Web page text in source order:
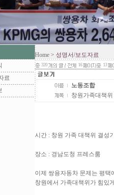
료
Home > 성명서/보도자료
320 16 13
노동조합
창원가족대책
시간 : 창원 가족 대책위 결성
장소 : 경남도청 프레스룸
이제 쌍용자동차 문제는 평택
창원에서 가족대책위가 힘있